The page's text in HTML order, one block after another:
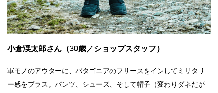
小倉渓太郎さん（30歳／ショップスタッフ）
軍モノのアウターに、パタゴニアのフリースをインしてミリタリ
ー感をプラス。パンツ、シューズ、そして帽子（変わりダネだが